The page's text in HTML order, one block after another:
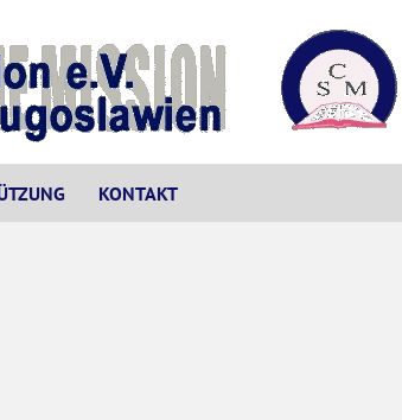
KONTAKT